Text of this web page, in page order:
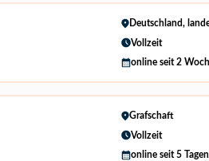
Deutschland,
Vollzeit
online seit 2
Grafschaft
Vollzeit
online seit 5 Tagen